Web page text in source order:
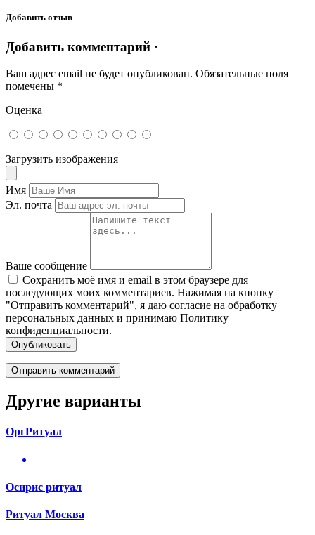
Добавить отзыв
Добавить комментарий ·
Ваш адрес email не будет опубликован. Обязательные поля
помечены *
Оценка
Загрузить изображения
Имя
Эл. почта
Ваше сообщение
Сохранить моё имя и email в этом браузере для
последующих моих комментариев. Нажимая на кнопку
"Отправить комментарий", я даю согласие на обработку
персональных данных и принимаю Политику
конфиденциальности.
Опубликовать
Другие варианты
ОргРитуал
Осирис ритуал
Ритуал Москва